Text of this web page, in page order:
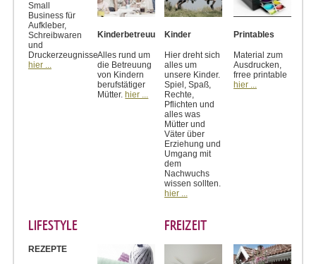
Small
Business für
Aufkleber,
Schreibwaren
und
Druckerzeugnisse
hier ...
Kinderbetreuung
Alles rund um
die Betreuung
von Kindern
berufstätiger
Mütter. hier ...
Kinder
Hier dreht sich
alles um
unsere Kinder.
Spiel, Spaß,
Rechte,
Pflichten und
alles was
Mütter und
Väter über
Erziehung und
Umgang mit
dem
Nachwuchs
wissen sollten.
hier ...
Printables
Material zum
Ausdrucken,
frree printable
hier ...
LIFESTYLE
REZEPTE
FREIZEIT